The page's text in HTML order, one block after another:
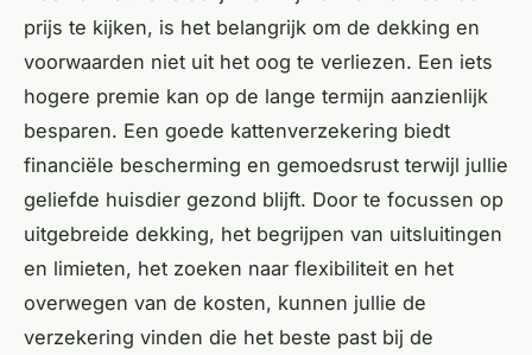
prijs te kijken, is het belangrijk om de dekking en
voorwaarden niet uit het oog te verliezen. Een iets
hogere premie kan op de lange termijn aanzienlijk
besparen. Een goede kattenverzekering biedt
financiële bescherming en gemoedsrust terwijl jullie
geliefde huisdier gezond blijft. Door te focussen op
uitgebreide dekking, het begrijpen van uitsluitingen
en limieten, het zoeken naar flexibiliteit en het
overwegen van de kosten, kunnen jullie de
verzekering vinden die het beste past bij de